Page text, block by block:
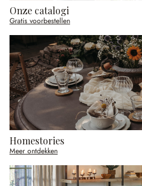
Onze catalogi
Gratis voorbestellen
Homestories
Meer ontdekken